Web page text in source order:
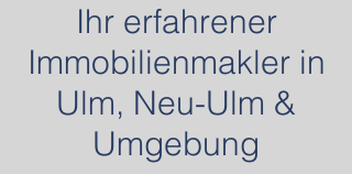
Ihr erfahrener
Immobilienmakler in
Ulm, Neu-Ulm &
Umgebung